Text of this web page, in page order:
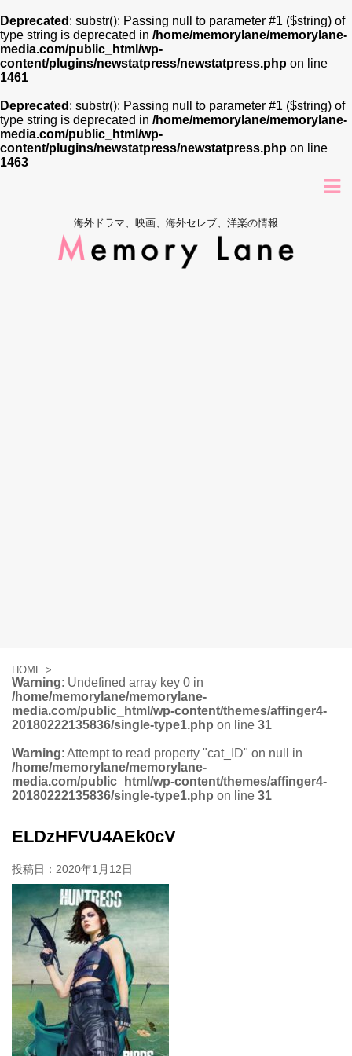
Deprecated : substr(): Passing null to parameter #1 ($string) of
type string is deprecated in /home/memorylane/memorylane-
media.com/public_html/wp-
content/plugins/newstatpress/newstatpress.php on line
1461
Deprecated : substr(): Passing null to parameter #1 ($string) of
type string is deprecated in /home/memorylane/memorylane-
media.com/public_html/wp-
content/plugins/newstatpress/newstatpress.php on line
1463
海外ドラマ、映画、海外セレブ、洋楽の情報
HOME >
Warning: Undefined array key 0 in
/home/memorylane/memorylane-
media.com/public_html/wp-content/themes/affinger4-
20180222135836/single-type1.php on line 31
Warning: Attempt to read property "cat_ID" on null in
/home/memorylane/memorylane-
media.com/public_html/wp-content/themes/affinger4-
20180222135836/single-type1.php on line 31
ELDzHFVU4AEk0cV
投稿日： 2020年1月12日